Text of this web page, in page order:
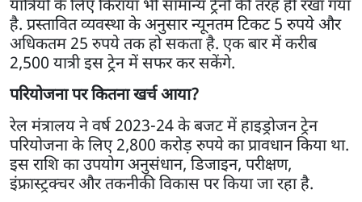
है. प्रस्तावित व्यवस्था के अनुसार न्यूनतम टिकट 5 रुपये और
अधिकतम 25 रुपये तक हो सकता है. एक बार में करीब
2,500 यात्री इस ट्रेन में सफर कर सकेंगे.
परियोजना पर कितना खर्च आया?
रेल मंत्रालय ने वर्ष 2023-24 के बजट में हाइड्रोजन ट्रेन
परियोजना के लिए 2,800 करोड़ रुपये का प्रावधान किया था.
इस राशि का उपयोग अनुसंधान, डिजाइन, परीक्षण,
इंफ्रास्ट्रक्चर और तकनीकी विकास पर किया जा रहा है.